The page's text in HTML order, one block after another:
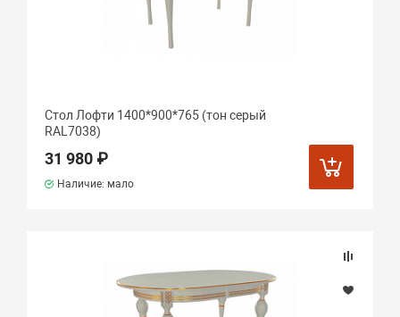
Стол Лофти 1400*900*765 (тон серый
RAL7038)
31 980 ₽
Наличие: мало